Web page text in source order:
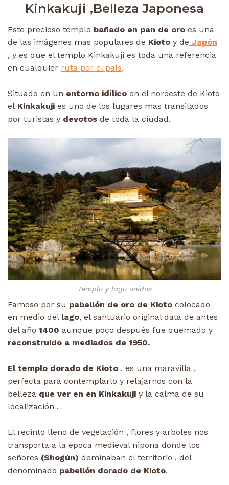
Kinkakuji ,Belleza Japonesa
Este precioso templo bañado en pan de oro es una
de las imágenes mas populares de Kioto y de Japón
, y es que el templo Kinkakuji es toda una referencia
en cualquier ruta por el país.
Situado en un entorno idílico en el noroeste de Kioto
el Kinkakuji es uno de los lugares mas transitados
por turistas y devotos de toda la ciudad.
Templo y lago unidos
Famoso por su pabellón de oro de Kioto colocado
en medio del lago, el santuario original data de antes
del año 1400 aunque poco después fue quemado y
reconstruido a mediados de 1950.
El templo dorado de Kioto , es una maravilla ,
perfecta para contemplarlo y relajarnos con la
belleza que ver en en Kinkakuji y la calma de su
localización .
El recinto lleno de vegetación , flores y arboles nos
transporta a la época medieval nipona donde los
señores (Shogún) dominaban el territorio , del
denominado pabellón dorado de Kioto.